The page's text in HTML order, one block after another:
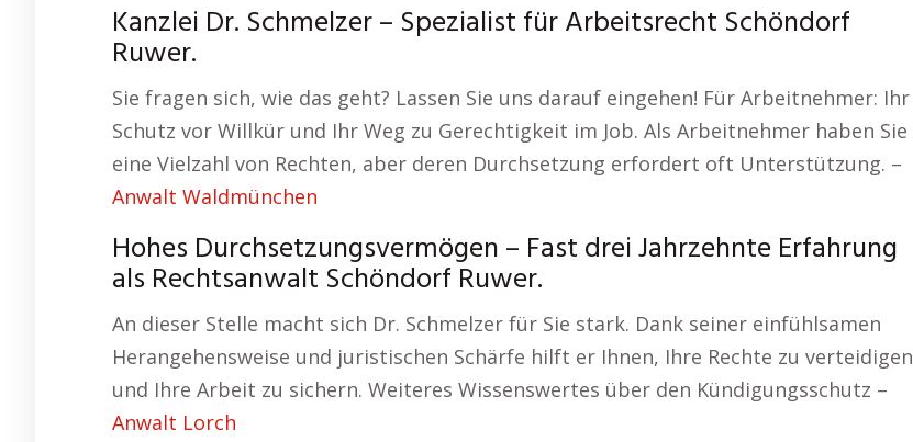
Kanzlei Dr. Schmelzer – Spezialist für Arbeitsrecht Schöndorf
Ruwer.
Sie fragen sich, wie das geht? Lassen Sie uns darauf eingehen! Für Arbeitnehmer: Ihr
Schutz vor Willkür und Ihr Weg zu Gerechtigkeit im Job. Als Arbeitnehmer haben Sie
eine Vielzahl von Rechten, aber deren Durchsetzung erfordert oft Unterstützung. –
Anwalt Waldmünchen
Hohes Durchsetzungsvermögen – Fast drei Jahrzehnte Erfahrung
als Rechtsanwalt Schöndorf Ruwer.
An dieser Stelle macht sich Dr. Schmelzer für Sie stark. Dank seiner einfühlsamen
Herangehensweise und juristischen Schärfe hilft er Ihnen, Ihre Rechte zu verteidigen
und Ihre Arbeit zu sichern. Weiteres Wissenswertes über den Kündigungsschutz –
Anwalt Lorch